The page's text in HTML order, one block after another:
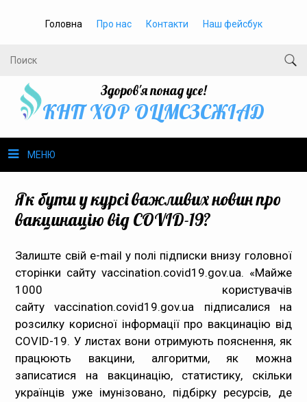
Головна Про нас Контакти Наш фейсбук
Здоров'я понад усе!
КНП ХОР ОЦМСЗСЖIАД
МЕНЮ
Громадське здоров’я
Безбар’єрність
Громадянам
Медпрацівникам
Статистика
Документи
Як бути у курсі важливих новин про
вакцинацію від COVID-19?
Залиште свій e-mail у полі підписки внизу головної
сторінки сайту vaccination.covid19.gov.uа. «Майже
1000 користувачів
сайтуvaccination.covid19.gov.ua підписалися на
розсилку корисної інформації про вакцинацію від
COVID-19. У листах вони отримують пояснення, як
працюють вакцини, алгоритми, як можна
записатися на вакцинацію, статистику, скільки
українців уже імунізовано, підбірку ресурсів, де